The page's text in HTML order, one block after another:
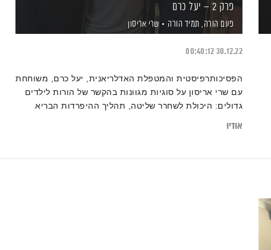
פרק 2 – יעל כרם
פעם הורה, תמיד הורה שרי אריסון
30.12.22
00:40:12
הפסיכותרפיסטית והמטפלת האדלריאנית, יעל כרם, משוחחת
עם שרי אריסון על סוגיות מגוונות בהקשר של הורות לילדים
גדולים: היכולת לשחרר שליטה, תהליך ההיפרדות הבריא
אודיו